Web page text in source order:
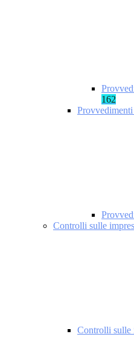
162
Controlli sulle
Controlli sulle